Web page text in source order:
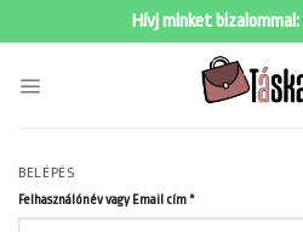
Hívj minket bizalommal:
BELÉPÉS
Felhasználónév vagy Email cím*